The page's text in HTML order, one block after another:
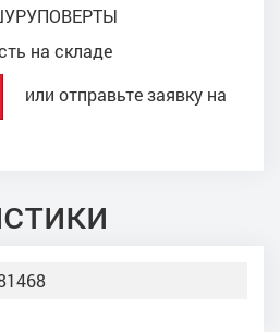
на складе
или отправьте заявку на